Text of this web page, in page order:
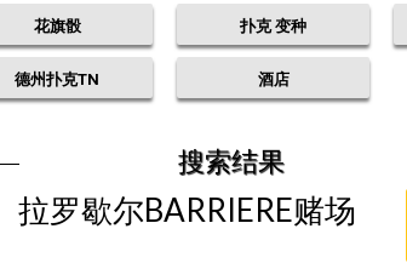
花旗骰 扑克 变种
德州扑克TN 酒店
搜索结果
拉罗歇尔BARRIERE赌场